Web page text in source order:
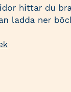
hittar du
ladda ner